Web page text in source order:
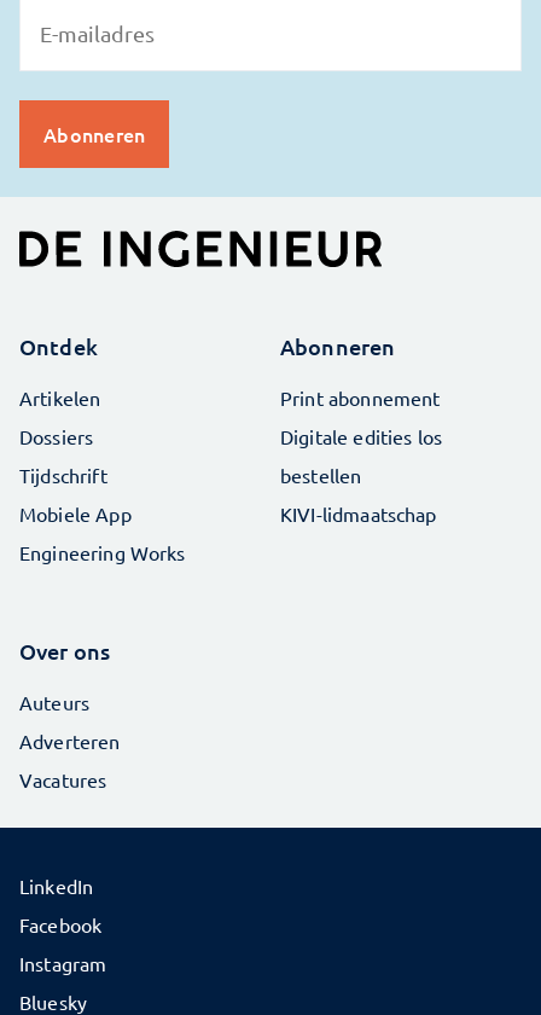
Ontdek
Artikelen
Dossiers
Tijdschrift
Mobiele App
Engineering Works
Abonneren
Print abonnement
Digitale edities los
bestellen
KIVI-lidmaatschap
Over ons
Auteurs
Adverteren
Vacatures
LinkedIn
Facebook
Instagram
Bluesky